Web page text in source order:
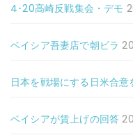
4･20高崎反戦集会・デモ
ベイシア吾妻店で朝ビラ
日本を戦場にする日米合意
ベイシアが賃上げの回答